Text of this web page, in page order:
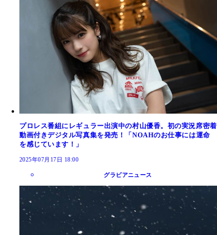
プロレス番組にレギュラー出演中の村山優香。初の実況席密着
動画付きデジタル写真集を発売！「NOAHのお仕事には運命
を感じています！」
2025年07月17日 18:00
グラビアニュース